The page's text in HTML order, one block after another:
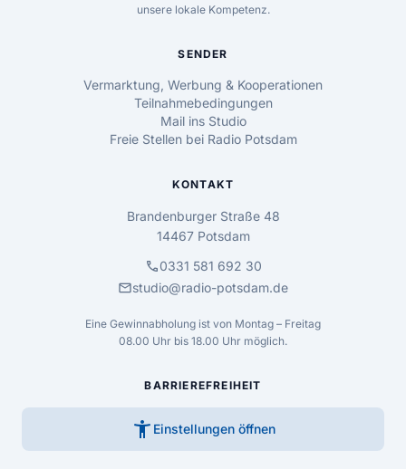
unsere lokale Kompetenz.
SENDER
Vermarktung, Werbung & Kooperationen
Teilnahmebedingungen
Mail ins Studio
Freie Stellen bei Radio Potsdam
KONTAKT
Brandenburger Straße 48
14467 Potsdam
call0331 581 692 30
mailstudio@radio-potsdam.de
Eine Gewinnabholung ist von Montag – Freitag
08.00 Uhr bis 18.00 Uhr möglich.
BARRIEREFREIHEIT
accessibility_new Einstellungen öffnen